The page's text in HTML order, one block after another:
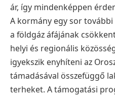
ár, így mindenképpen
A kormány egy sor
a földgáz áfájának
helyi és regionális
igyekszik enyhíteni az
támadásával összefüggő
terheket. A támogatási